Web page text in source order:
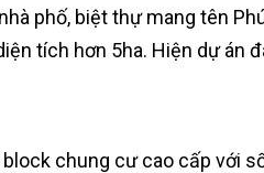
phố, biệt thự mang tên
tích hơn 5ha. Hiện dự án
chung cư cao cấp với